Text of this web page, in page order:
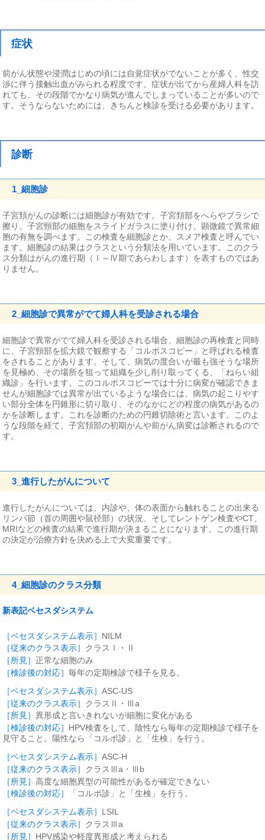
症状
前がん状態や浸潤はじめの頃には自覚症状がでないことが多く、性交
渉に伴う接触出血がみられる程度です。症状が出てから産婦人科を訪
れても、その段階でかなり病気が進んでしまっていることが多いので
す。そうならないためには、きちんと検診を受ける必要があります。
診断
1_細胞診
子宮頚がんの診断には細胞診が有効です。子宮頚部をへらやブラシで
擦り、子宮頸部の細胞をスライドガラスに塗り付け、顕微鏡で異常細
胞の有無を調べます。この検査を細胞診とか、スメア検査と呼んでい
ます。細胞診の結果はクラスという分類法を用いています。このクラ
ス分類はがんの進行期（Ⅰ～Ⅳ期であらわします）を表すものではあ
りません。
2_細胞診で異常がでて婦人科を受診される場合
細胞診で異常がでて婦人科を受診される場合、細胞診の再検査と同時
に、子宮頸部を拡大鏡で観察する「コルポスコピー」と呼ばれる検査
をされることがあります。そして、病気の度合いが最も強そうな場所
を見極め、その場所を狙って組織を少し削り取ってくる、「ねらい組
織診」を行います。このコルポスコピーでは十分に病変が確認できま
せんが細胞診では異常が出ているような場合には、病気の起こりやす
い部分全体を円錐形に切り取り、そのなかにどの程度の病気があるの
かを診断します。これを診断のための円錐切除術と言います。このよ
うな段階を経て、子宮頚部の初期がんや前がん病変は診断されるので
す。
3_進行したがんについて
進行したがんについては、内診や、体の表面から触れることの出来る
リンパ節（首の周囲や鼠径部）の状況、そしてレントゲン検査やCT、
MRIなどの検査の結果で進行期が決まることになります。この進行期
の決定が治療方針を決める上で大変重要です。
4_細胞診のクラス分類
新表記ベセスダシステム
NILM
クラスⅠ・Ⅱ
正常な細胞のみ
毎年の定期検診で様子を見る。
ASC-US
クラスⅡ・Ⅲa
異形成と言いきれないが細胞に変化がある
HPV検査をして、陰性なら毎年の定期検診で様子を
見守ること。陽性なら「コルポ診」と「生検」を行う。
ASC-H
クラスⅢa・Ⅲb
高度な細胞異型の可能性があるが確定できない
「コルポ診」と「生検」を行う。
LSIL
クラスⅢa
HPV感染や軽度異形成と考えられる